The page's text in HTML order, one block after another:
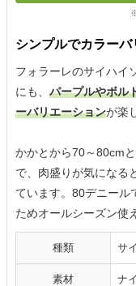
シンプルでカラーバ
フォラーレのサイハイ
にも、 パープルやボル
ーバリエーションが楽
かかとから70～80cm
で、肉盛りが気になる
ています。80デニール
ためオールシーズン使
種類 サ
素材 ナ